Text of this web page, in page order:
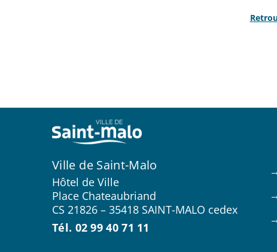
Ville de Saint-Malo
Hôtel de Ville
Place Chateaubriand
CS 21826 – 35418 SAINT-MALO cedex
Tél. 02 99 40 71 11